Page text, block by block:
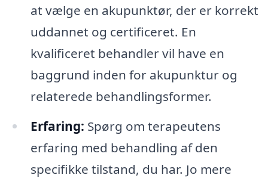
at vælge en akupunktør, der er korrekt
uddannet og certificeret. En
kvalificeret behandler vil have en
baggrund inden for akupunktur og
relaterede behandlingsformer.
Erfaring: Spørg om terapeutens
erfaring med behandling af den
specifikke tilstand, du har. Jo mere